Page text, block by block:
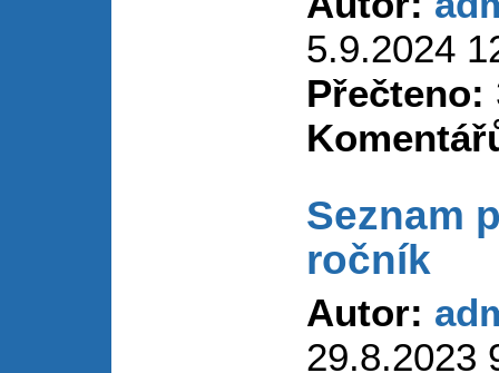
5.9.2024
Přečteno:
Seznam
ročník
Autor:
29.8.2023